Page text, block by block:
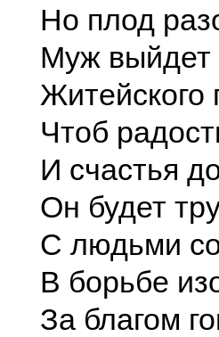
Но плод
Муж выйдет
Житейского
Чтоб
И счастья
Он будет
С людьми
В борьбе
За благом